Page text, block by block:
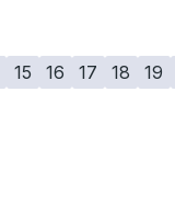
15 16 17 18 19